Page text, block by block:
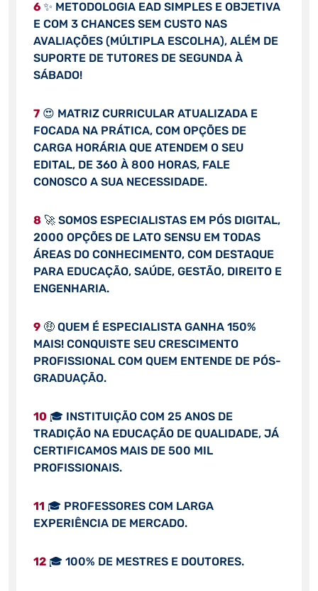
6✨ METODOLOGIA EAD SIMPLES E OBJETIVA
E COM 3 CHANCES SEM CUSTO NAS
AVALIAÇÕES (MÚLTIPLA ESCOLHA), ALÉM DE
SUPORTE DE TUTORES DE SEGUNDA À
SÁBADO!
7😍 MATRIZ CURRICULAR ATUALIZADA E
FOCADA NA PRÁTICA, COM OPÇÕES DE
CARGA HORÁRIA QUE ATENDEM O SEU
EDITAL, DE 360 À 800 HORAS, FALE
CONOSCO A SUA NECESSIDADE.
8 🚀 SOMOS ESPECIALISTAS EM PÓS DIGITAL,
2000 OPÇÕES DE LATO SENSU EM TODAS
ÁREAS DO CONHECIMENTO, COM DESTAQUE
PARA EDUCAÇÃO, SAÚDE, GESTÃO, DIREITO E
ENGENHARIA.
9🤑 QUEM É ESPECIALISTA GANHA 150%
MAIS! CONQUISTE SEU CRESCIMENTO
PROFISSIONAL COM QUEM ENTENDE DE PÓS-
GRADUAÇÃO.
10 🎓 INSTITUIÇÃO COM 25 ANOS DE
TRADIÇÃO NA EDUCAÇÃO DE QUALIDADE, JÁ
CERTIFICAMOS MAIS DE 500 MIL
PROFISSIONAIS.
11 🎓 PROFESSORES COM LARGA
EXPERIÊNCIA DE MERCADO.
12🎓 100% DE MESTRES E DOUTORES.